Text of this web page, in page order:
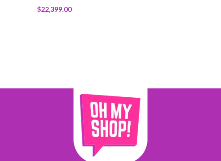
$22,399.00